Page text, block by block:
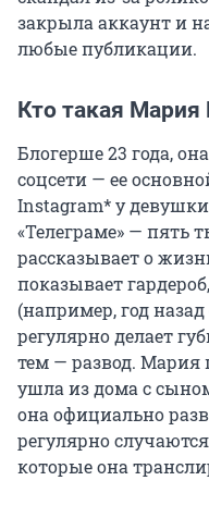
закрыла аккаунт и
любые публикации.
Кто такая Мария
Блогерше 23 года,
соцсети — ее
Instagram* у девушки
«Телеграме» — пять
рассказывает о
показывает
(например, год
регулярно делает
тем — развод. Мария
ушла из дома с
она официально
регулярно
которые она